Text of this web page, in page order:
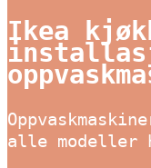
Ikea
alle modeller